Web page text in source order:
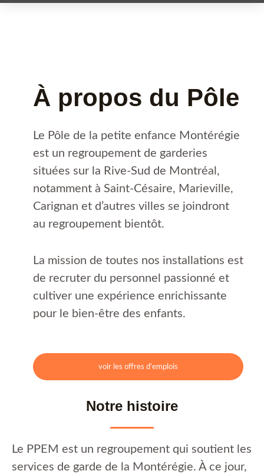
À propos du Pôle
Le Pôle de la petite enfance Montérégie
est un regroupement de garderies
situées sur la Rive-Sud de Montréal,
notamment à Saint-Césaire, Marieville,
Carignan et d’autres villes se joindront
au regroupement bientôt.
La mission de toutes nos installations est
de recruter du personnel passionné et
cultiver une expérience enrichissante
pour le bien-être des enfants.
voir les offres d'emplois
Notre histoire
Le PPEM est un regroupement qui soutient les
services de garde de la Montérégie. À ce jour,